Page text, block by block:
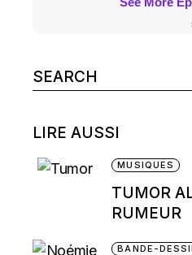
Search
for:
LIRE AUSSI
MUSIQUES
TUMOR
RUMEUR
BANDE-